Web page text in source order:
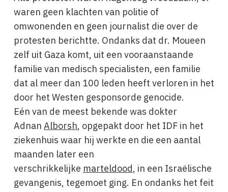
waren geen klachten van politie of
omwonenden en geen journalist die over de
protesten berichtte. Ondanks dat dr. Moueen
zelf uit Gaza komt, uit een vooraanstaande
familie van medisch specialisten, een familie
dat al meer dan 100 leden heeft verloren in het
door het Westen gesponsorde genocide.
Eén van de meest bekende was dokter
AdnanAlborsh, opgepakt door het IDF in het
ziekenhuis waar hij werkte en die een aantal
maanden later een
verschrikkelijke marteldood, in een Israëlische
gevangenis, tegemoet ging. En ondanks het feit